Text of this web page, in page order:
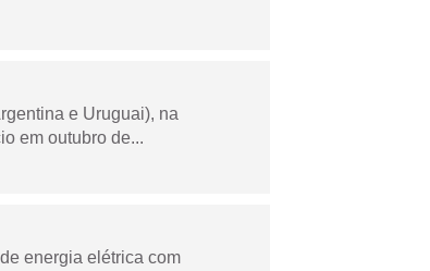
e Uruguai), na
em outubro de...
energia elétrica com